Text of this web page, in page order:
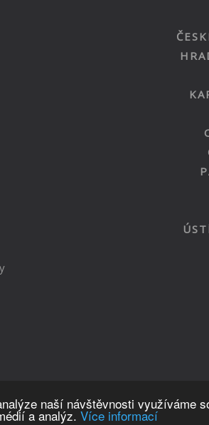
naší návštěvnosti využíváme
a analýz. Více informací